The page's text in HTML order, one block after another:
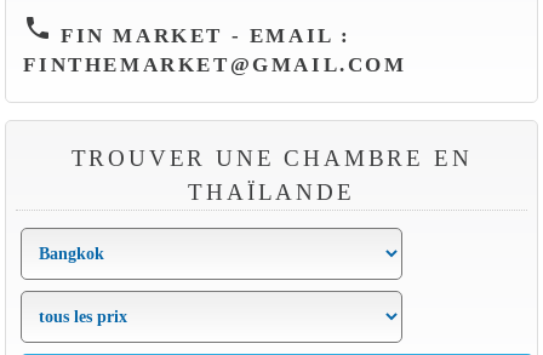
phone FIN MARKET - EMAIL :
FINTHEMARKET@GMAIL.COM
TROUVER UNE CHAMBRE EN
THAÏLANDE